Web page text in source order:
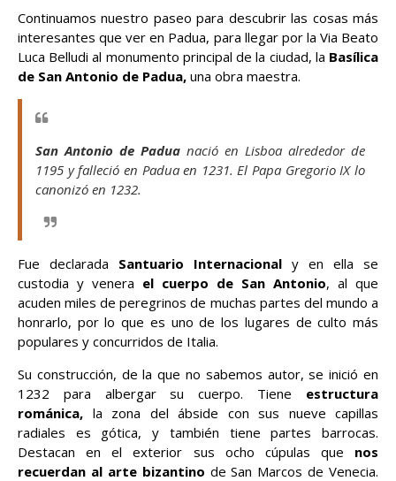
Continuamos nuestro paseo para descubrir las cosas más
interesantes que ver en Padua, para llegar por la Via Beato
Luca Belludi al monumento principal de la ciudad, la Basílica
de San Antonio de Padua, una obra maestra.
San Antonio de Padua nació en Lisboa alrededor de
1195 y falleció en Padua en 1231. El Papa Gregorio IX lo
canonizó en 1232.
Fue declarada Santuario Internacional y en ella se
custodia y venera el cuerpo de San Antonio, al que
acuden miles de peregrinos de muchas partes del mundo a
honrarlo, por lo que es uno de los lugares de culto más
populares y concurridos de Italia.
Su construcción, de la que no sabemos autor, se inició en
1232 para albergar su cuerpo. Tiene estructura
románica, la zona del ábside con sus nueve capillas
radiales es gótica, y también tiene partes barrocas.
Destacan en el exterior sus ocho cúpulas que nos
recuerdan al arte bizantino de San Marcos de Venecia.